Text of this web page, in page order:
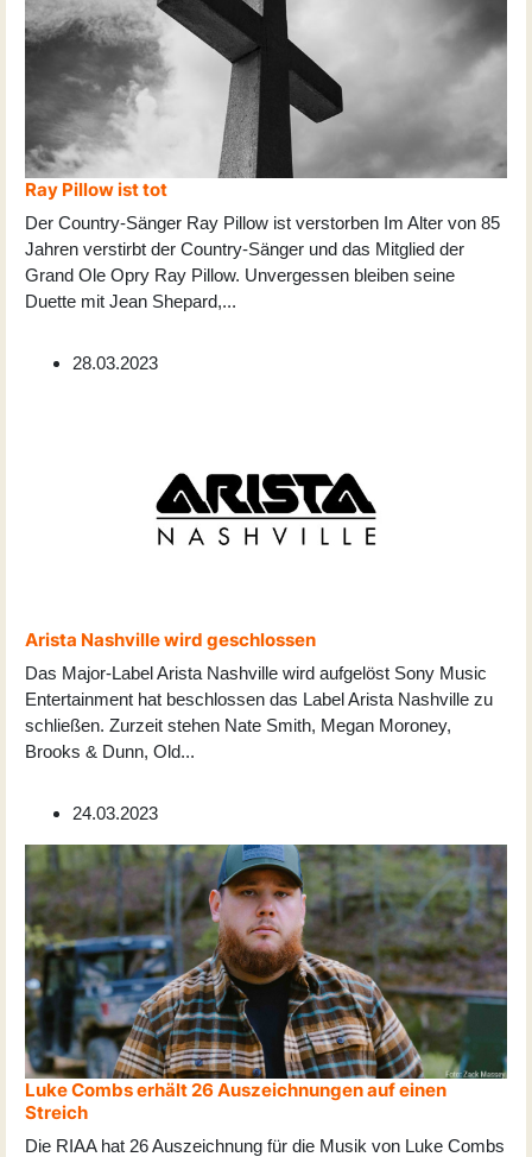
Ray Pillow ist tot
Der Country-Sänger Ray Pillow ist verstorben Im Alter von 85
Jahren verstirbt der Country-Sänger und das Mitglied der
Grand Ole Opry Ray Pillow. Unvergessen bleiben seine
Duette mit Jean Shepard,...
28.03.2023
Arista Nashville wird geschlossen
Das Major-Label Arista Nashville wird aufgelöst Sony Music
Entertainment hat beschlossen das Label Arista Nashville zu
schließen. Zurzeit stehen Nate Smith, Megan Moroney,
Brooks & Dunn, Old...
24.03.2023
Luke Combs erhält 26 Auszeichnungen auf einen
Streich
Die RIAA hat 26 Auszeichnung für die Musik von Luke Combs